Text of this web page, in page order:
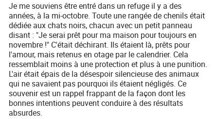
Je me souviens être entré dans un refuge il y a des
années, à la mi-octobre. Toute une rangée de chenils était
dédiée aux chats noirs, chacun avec un petit panneau
disant : "Je serai prêt pour ma maison pour toujours en
novembre !" C'était déchirant. Ils étaient là, prêts pour
l'amour, mais retenus en otage par le calendrier. Cela
ressemblait moins à une protection et plus à une punition.
L'air était épais de la désespoir silencieuse des animaux
qui ne savaient pas pourquoi ils étaient négligés. Ce
souvenir est un rappel frappant de la façon dont les
bonnes intentions peuvent conduire à des résultats
absurdes.